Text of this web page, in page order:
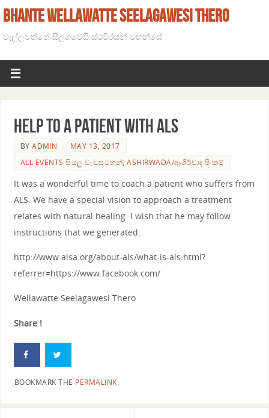
BHANTE WELLAWATTE SEELAGAWESI THERO
වැල්ලවත්තේ සිලගවේසි ස්ථවිරයන් වහන්සේ
Help to a patient with ALS
BYADMIN
MAY 13, 2017
ALL EVENTS සියලු වැඩසටහන්,ASHIRWADA/ආශීර්වාද පිංකම්
It was a wonderful time to coach a patient who suffers from
ALS. We have a special vision to approach a treatment
relates with natural healing. I wish that he may follow
instructions that we generated.
http://www.alsa.org/about-als/what-is-als.html?
referrer=https://www.facebook.com/
Wellawatte Seelagawesi Thero
Share !
BOOKMARK THE PERMALINK.